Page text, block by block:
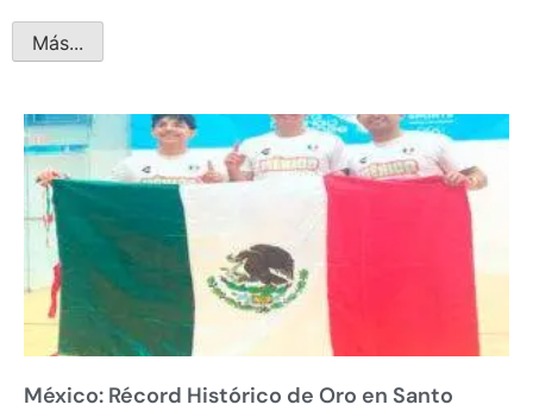
Más...
México: Récord Histórico de Oro en Santo